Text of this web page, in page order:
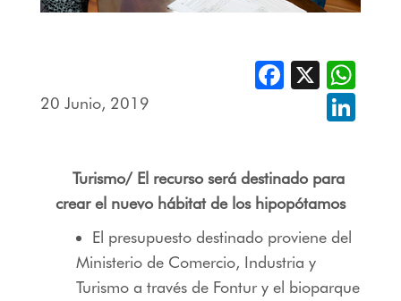
20 Junio, 2019
Facebook
X
Turismo/ El recurso será destinado para
crear el nuevo hábitat de los hipopótamos
El presupuesto destinado proviene del
Ministerio de Comercio, Industria y
Turismo a través de Fontur y el bioparque